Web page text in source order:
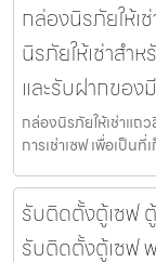
กล่องนิรภัยให้
นิรภัยให้เช่าสำ
และรับฝากของ
กล่องนิรภัยให้เช่าแถ
การเช่าเซฟ เพื่อเป็น
รับติดตั้งตู้เซฟ
รับติดตั้งตู้เซฟ